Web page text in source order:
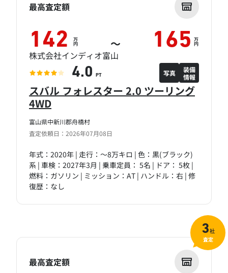
富山県中新川郡舟橋村
査定依頼日：2026年07月08日
スバル フォレスター 2.0 ツーリング
4WD
年式：2020年 | 走行：～8万キロ | 色：黒(ブラック)
系 | 車検：2027年3月 | 乗車定員： 5名 | ドア： 5枚 |
燃料：ガソリン | ミッション：AT | ハンドル：右 | 修
復歴：なし
最高査定額
142 万
円 ～ 165 万
円
株式会社インディオ富山
4.0 PT 写真
装備
情報
最高査定額
3社
査定